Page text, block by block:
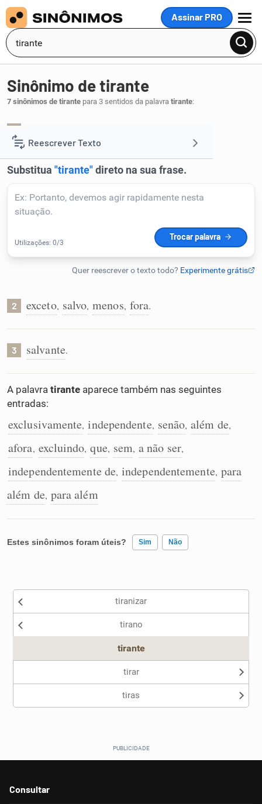
Assinar PRO
MENU
Reescrever Texto
Resumir Texto
Corrigir Texto
Detector de IA
Humanizador de IA
Conexões
Caça-palavras
Dicionário
Sinônimos
Sinônimo de tirante
7 sinônimos de tirante para 3 sentidos da palavra tirante:
2 exceto, salvo, menos, fora.
3 salvante.
A palavra tirante aparece também nas seguintes
entradas:
exclusivamente, independente, senão, além de,
afora, excluindo, que, sem, a não ser,
independentemente de, independentemente, para
além de, para além
Estes sinônimos foram úteis? Sim Não
Nenhum dos sinônimos apresentados me ajudou
tiranizar
tirano
tirante
tirar
tiras
Consultar